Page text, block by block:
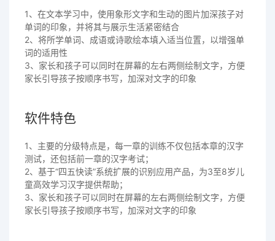
1、在文本学习中，使用象形文字和生动的图片加深孩子对
单词的印象，并将其与展示生活紧密结合
2、将所学单词、成语或诗歌绘本填入适当位置，以增强单
词的适用性
3、家长和孩子可以同时在屏幕的左右两侧绘制文字，方便
家长引导孩子按顺序书写，加深对文字的印象
软件特色
1、主要的分级特点是，每一章的训练不仅包括本章的汉字
测试，还包括前一章的汉字考试；
2、基于“四五快读”系统扩展的识别应用产品，为3至8岁儿
童高效学习汉字提供帮助；
3、家长和孩子可以同时在屏幕的左右两侧绘制文字，方便
家长引导孩子按顺序书写，加深对文字的印象